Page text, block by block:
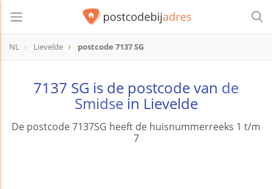
NL Lievelde postcode 7137 SG
7137 SG is de postcode van de
Smidsein Lievelde
De postcode 7137SG heeft de huisnummerreeks 1 t/m
7